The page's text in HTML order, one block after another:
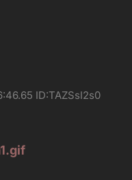
ID:TAZSsI2s0